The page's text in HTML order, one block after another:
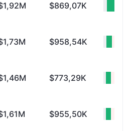
$869,07K
$958,54K
$773,29K
$955,50K